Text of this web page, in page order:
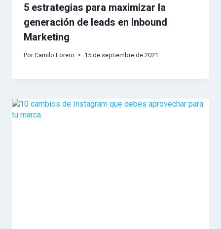
5 estrategias para maximizar la
generación de leads en Inbound
Marketing
Por Camilo Forero 15 de septiembre de 2021